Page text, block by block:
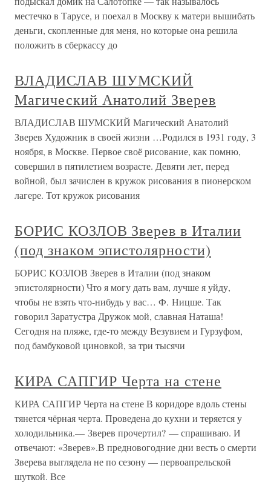
местечко в Тарусе, и поехал в Москву к матери вышибать
деньги, скопленные для меня, но которые она решила
положить в сберкассу до
ВЛАДИСЛАВ ШУМСКИЙ
Магический Анатолий Зверев
ВЛАДИСЛАВ ШУМСКИЙ Магический Анатолий
Зверев Художник в своей жизни …Родился в 1931 году, 3
ноября, в Москве. Первое своё рисование, как помню,
совершил в пятилетием возрасте. Девяти лет, перед
войной, был зачислен в кружок рисования в пионерском
лагере. Тот кружок рисования
БОРИС КОЗЛОВ Зверев в Италии
(под знаком эпистолярности)
БОРИС КОЗЛОВ Зверев в Италии (под знаком
эпистолярности) Что я могу дать вам, лучше я уйду,
чтобы не взять что-нибудь у вас… Ф. Ницше. Так
говорил Заратустра Дружок мой, славная Наташа!
Сегодня на пляже, где-то между Везувием и Гурзуфом,
под бамбуковой циновкой, за три тысячи
КИРА САПГИР Черта на стене
КИРА САПГИР Черта на стене В коридоре вдоль стены
тянется чёрная черта. Проведена до кухни и теряется у
холодильника.— Зверев прочертил? — спрашиваю. И
отвечают: «Зверев».В предновогодние дни весть о смерти
Зверева выглядела не по сезону — первоапрельской
шуткой. Все